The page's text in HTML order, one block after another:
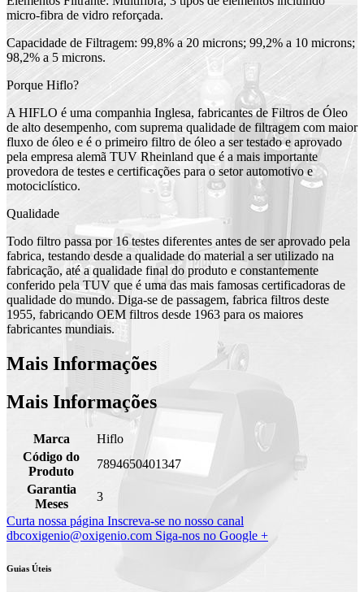
micro-fibra de vidro reforçada.
Capacidade de Filtragem: 99,8% a 20 microns; 99,2% a 10 microns;
98,2% a 5 microns.
Porque Hiflo?
A HIFLO é uma companhia Inglesa, fabricantes de Filtros de Óleo
de alto desempenho, com suprema qualidade de filtragem com maior
fluxo de óleo e é o primeiro filtro de óleo a ser testado e aprovado
pela empresa alemã TUV Rheinland que é a mais importante
provedora de testes e certificações para o setor automotivo e
motociclístico.
Qualidade
Todo filtro passa por 16 testes diferentes antes de ser aprovado pela
fabrica, testando desde a qualidade do material a ser utilizado na
fabricação, até a qualidade final do produto e constantemente
conferido pela TUV que é uma das mais famosas certificadoras de
qualidade do mundo. Diga-se de passagem, fabrica filtros deste
1955, fabricando OEM filtros desde 1963 para os maiores
fabricantes mundiais.
Mais Informações
Mais Informações
Marca
Hiflo
Código do
Produto
7894650401347
Garantia
Meses
3
Curta nossa página Inscreva-se no nosso canal
dbcoxigenio@oxigenio.com Siga-nos no Google +
Guias Úteis